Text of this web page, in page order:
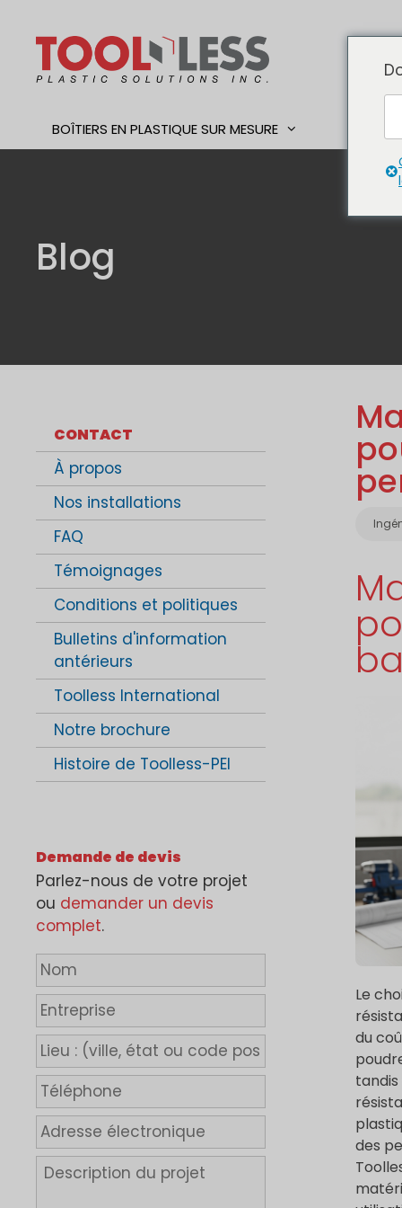
BOÎTIERS EN PLASTIQUE SUR MESURE
Blog
Le
du
des
CONTACT
À propos
Nos installations
FAQ
Témoignages
Conditions et politiques
Bulletins d'information
antérieurs
Toolless International
Notre brochure
Histoire de Toolless-PEI
Demande de devis
Parlez-nous de votre projet
ou demander un devis
complet.
N
o
m
*
E
n
t
r
e
p
r
s
L
i
e
u
:
(
v
T
é
é
p
h
A
d
D